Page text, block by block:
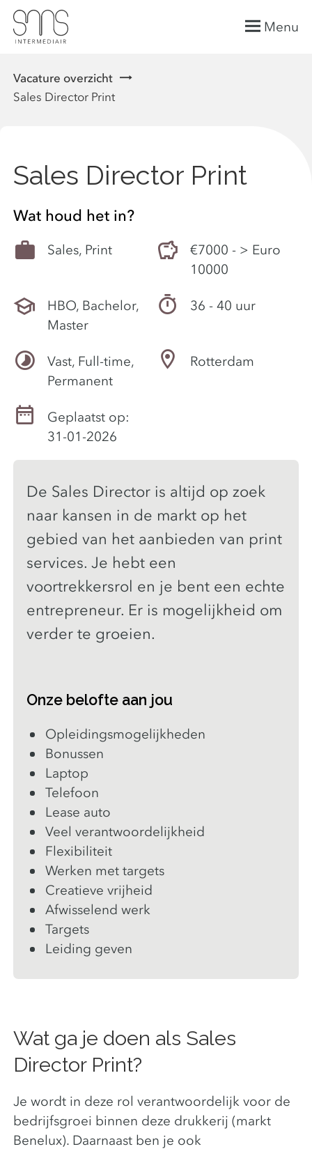
Menu
Vacature overzicht
Sales Director Print
Sales Director Print
Wat houd het in?
Sales, Print
€7000 - > Euro
10000
HBO, Bachelor,
Master
36 - 40 uur
Vast, Full-time,
Permanent
Rotterdam
Geplaatst op:
31-01-2026
De Sales Director is altijd op zoek
naar kansen in de markt op het
gebied van het aanbieden van print
services. Je hebt een
voortrekkersrol en je bent een echte
entrepreneur. Er is mogelijkheid om
verder te groeien.
Onze belofte aan jou
Opleidingsmogelijkheden
Bonussen
Laptop
Telefoon
Lease auto
Veel verantwoordelijkheid
Flexibiliteit
Werken met targets
Creatieve vrijheid
Afwisselend werk
Targets
Leiding geven
Wat ga je doen als Sales
Director Print?
Je wordt in deze rol verantwoordelijk voor de
bedrijfsgroei binnen deze drukkerij (markt
Benelux). Daarnaast ben je ook